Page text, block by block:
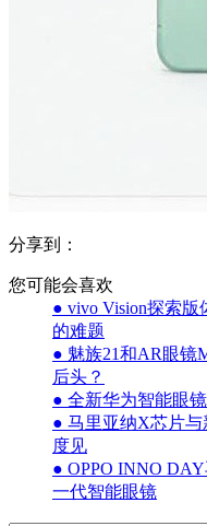
分享到：
您可能会喜欢
● vivo Vision探索
的难题
● 魅族21和AR眼镜
后头？
● 全新华为智能眼
● 马里亚纳X芯片与
度见
● OPPO INNO
一代智能眼镜